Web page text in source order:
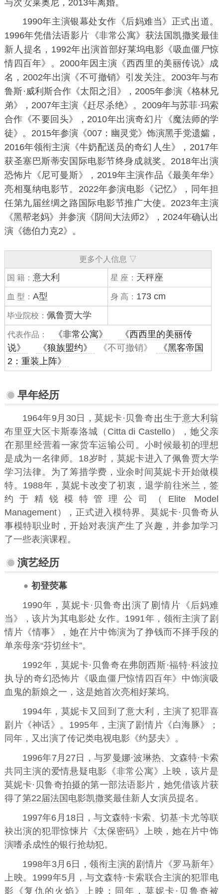
与次
莱奥尼，2013年离婚。
1990年主演银幕处女作《后妈难当 》正式
道。
1996年凭借法语影
《非常公寓》获法国凯撒奖最佳
新
提名，1992年 演首部好莱坞电影《吸血僵尸惊
情四百年》。2000年因主演《西西里的美丽传说》成
名，2002年出演《不可撤销》引发关注。2003年与布
鲁斯·威利斯合作《太阳之泪 》，2005年参演《格林兄
弟》，2007年主演《赶尽 绝》。2009年与苏菲·玛索
合作《不要回头》，2010年出演奇幻 《魔法师的学
徒》。2015年参演《007：幽灵党》饰演黑手党遗孀，
2016年领衔主演《牛奶配送员的奇幻 生 》，2017年
获圣塞巴斯蒂安国际电影节终身成就奖。2018年出演
恐怖片《尼可曼斯》，2019年主演作品《最美年华》
亮相戛纳电影节。2022年参演电影《记忆》，同年担
任第九届丝绸之路国际电影节推广大使。2023年主演
《黑帮老妈》并参演《 阴间大法师2 》，2024年确认出
演《德伯力克2》。
更多个人信息 ▽
国 籍：意大利 星 座： 天秤座
血 型：A型 身 高： 173 cm
毕业院校：佩鲁贾大学
代表作品： 《非常公寓》
《西西里的美丽传
说》
《狼族盟约》 《不可撤销》
《黑客帝国
2：重装上阵》
早年经历
1964年9月30日，莫妮卡·贝鲁奇 生于意大利 翁
布里亚大区 卡斯泰洛城（Citta di Castello），
父亲
那里经营着一家货车运输公司。小时候最初的理想
是成为一名律师。18岁时，莫妮卡进入了佩鲁贾大学
学习法律。为了筹措学费，业余时间莫妮卡开始做模
特。1988年，莫妮卡改变了初衷，退学前往米兰 ，签
约于精锐模特管理公司（Elite Model
Management），正式进入模特界。莫妮卡·贝鲁奇从
事模特职业时，开始对表演产生了兴趣，并参加学习
了一些表演课程。
演艺经历
初登荧幕
1990年，莫妮卡·贝鲁奇
演了 情 《 后妈难
当 》，该片为其电影处
作。1991年，领衔主演了剧
情片《情事》，
片中饰演为了挣钱而不择手段的
单亲母亲“芬切丝卡”。
1992年，莫妮卡·贝鲁奇在弗朗西斯·福特·科波拉
执
的奇幻恐怖片《吸血僵尸惊情四百年》中饰演吸
血鬼的新娘之一，这是她首次亮相好莱坞。
1994年，莫妮卡又回到了意大利，主演了犯罪喜
剧片《神话》。1995年，主演了剧情片《白海豚》；
同年，又出演了传记类电视电影《约瑟夫》。
1996年7月27日，与罗曼娜·波琳热、 文森特·卡索
共同主演的爱情悬疑电影《非常公寓 》上映，该片是
莫妮卡·贝鲁奇拍摄的第一部法语影片，她凭借该片获
得了第22届法国电影凯撒奖最佳新
女演员提名。
1997年6月18日，与文森特·卡索、 切基·卡尤
联
袂出演的犯罪惊悚片《太保密码 》上映，她在片中饰
演嗜
成性的银行抢劫犯。
1998年3月6日，领衔主演的剧情片《罗马新年》
上映。1999年5月，与文森特·卡索联合主演的犯罪电
影《复仇的火焰 》上映；同年，莫妮卡·贝鲁奇被